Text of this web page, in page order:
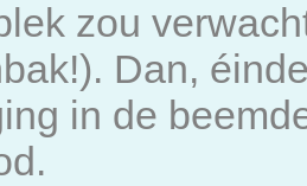
zou
Dan,
in de